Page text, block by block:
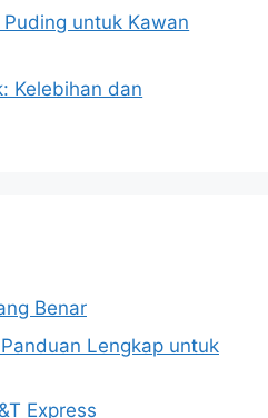
untuk Kawan
Kelebihan dan
Benar
Lengkap untuk
Express